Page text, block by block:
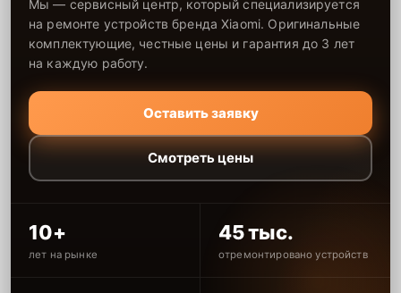
Мы — сервисный центр, который специализируется
на ремонте устройств бренда Xiaomi. Оригинальные
комплектующие, честные цены и гарантия до 3 лет
на каждую работу.
Оставить заявку
Смотреть цены
10+
лет на рынке
45 тыс.
отремонтировано устройств